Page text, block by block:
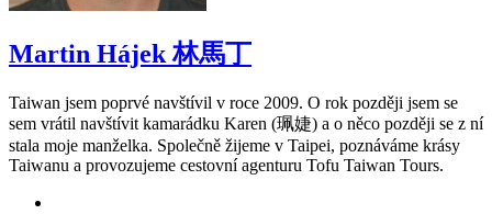
Martin Hájek 林馬丁
Taiwan jsem poprvé navštívil v roce 2009. O rok později jsem se
sem vrátil navštívit kamarádku Karen (珮婕) a o něco později se z ní
stala moje manželka. Společně žijeme v Taipei, poznáváme krásy
Taiwanu a provozujeme cestovní agenturu Tofu Taiwan Tours.